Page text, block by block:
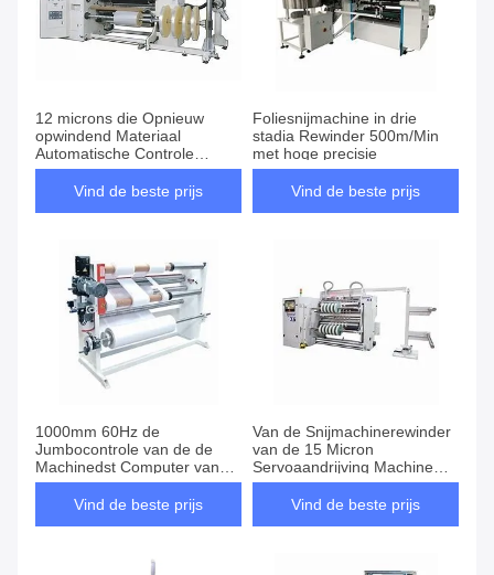
12 microns die Opnieuw
opwindend Materiaal
Automatische Controle
scheuren
Vind de beste prijs
Foliesnijmachine in drie
stadia Rewinder 500m/Min
met hoge precisie
Vind de beste prijs
1000mm 60Hz de
Jumbocontrole van de de
Machinedst Computer van
Rewinder van de
Broodjessnijmachine
Vind de beste prijs
Van de Snijmachinerewinder
van de 15 Micron
Servoaandrijving Machine
1000mm Substraatbreedte
Vind de beste prijs